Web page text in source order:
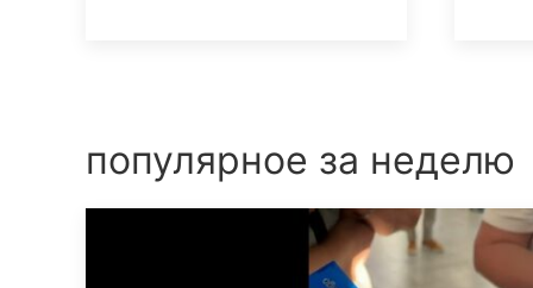
популярное за неделю